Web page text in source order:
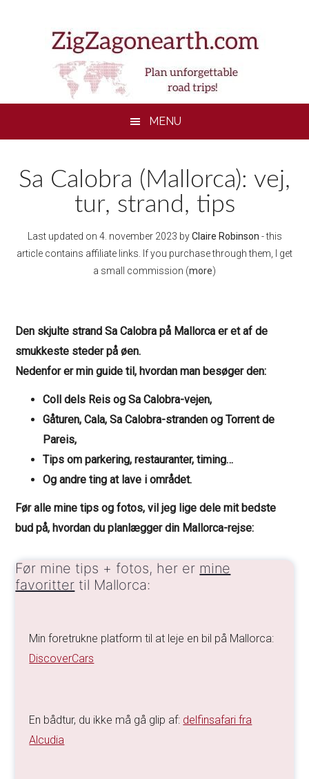
MENU
Sa Calobra (Mallorca): vej,
tur, strand, tips
Last updated on 4. november 2023 byClaire Robinson - this
article contains affiliate links. If you purchase through them, I get
a small commission (more)
Den skjulte strand Sa Calobra på Mallorca er et af de
smukkeste steder på øen.
Nedenfor er min guide til, hvordan man besøger den:
Coll dels Reis og Sa Calobra-vejen,
Gåturen, Cala, Sa Calobra-stranden og Torrent de
Pareis,
Tips om parkering, restauranter, timing…
Og andre ting at lave i området.
Før alle mine tips og fotos, vil jeg lige dele mit bedste
bud på, hvordan du planlægger din Mallorca-rejse:
Før mine tips + fotos, her er mine
favoritter til Mallorca:
Min foretrukne platform til at leje en bil på Mallorca:
DiscoverCars
En bådtur, du ikke må gå glip af: delfinsafari fra
Alcudia